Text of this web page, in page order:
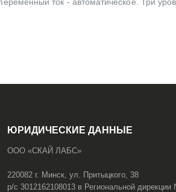
ЮРИДИЧЕСКИЕ ДАННЫЕ
ООО «СКАЙ ЛАБС»
220082 г. Минск, ул. Притыцкого, 38
р/с 3012162108013 в Региональной